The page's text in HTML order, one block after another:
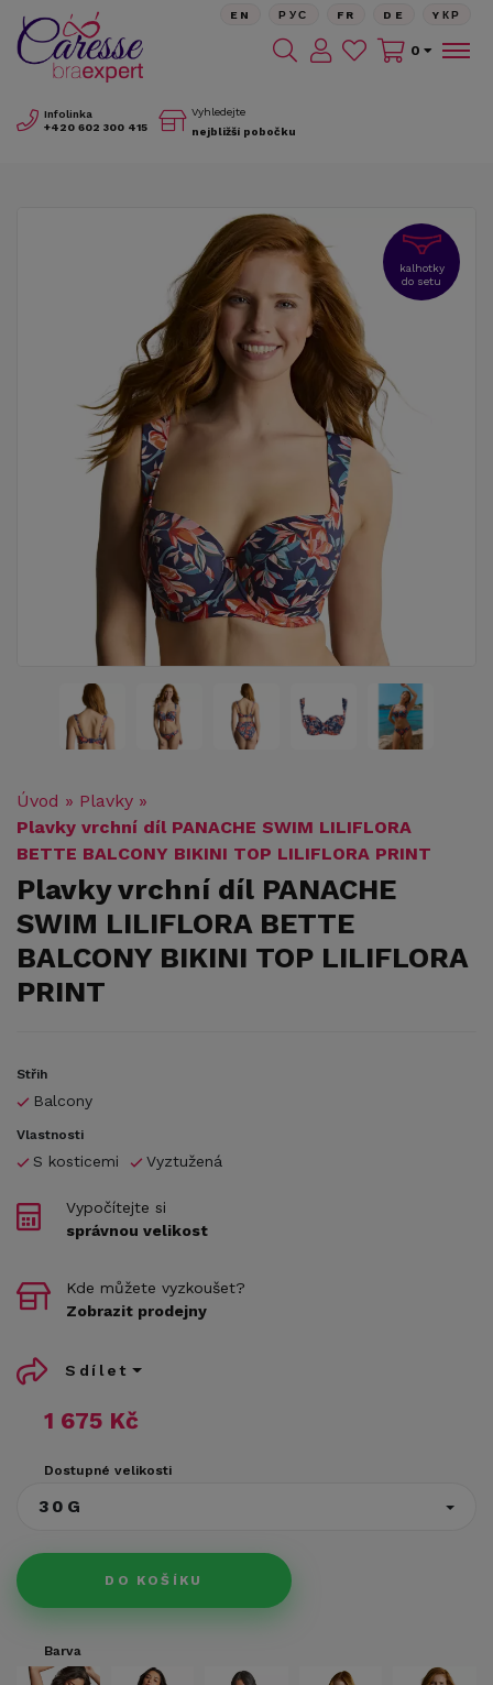
Infolinka
+420 602 300 415
Vyhledejte
nejbližší pobočku
EN РУС FR DE YКР
0
kalhotky
do setu
Úvod » Plavky »
Plavky vrchní díl PANACHE SWIM LILIFLORA
BETTE BALCONY BIKINI TOP LILIFLORA PRINT
Plavky vrchní díl PANACHE
SWIM LILIFLORA BETTE
BALCONY BIKINI TOP LILIFLORA
PRINT
Střih
Balcony
Vlastnosti
S kosticemi Vyztužená
1 675 Kč
Dostupné velikosti
30G
DO KOŠÍKU
Vypočítejte si
správnou velikost
Kde můžete vyzkoušet?
Zobrazit prodejny
Sdílet
Barva